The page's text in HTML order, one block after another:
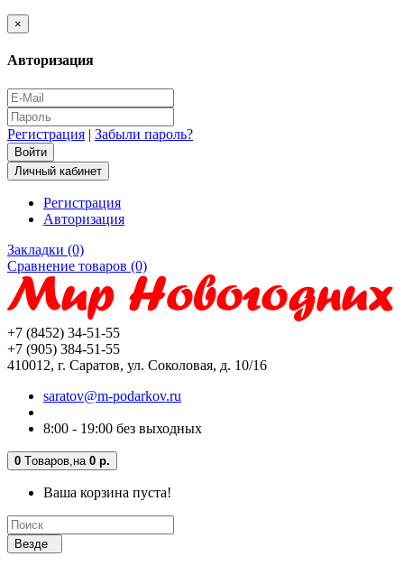
×
Авторизация
Регистрация | Забыли пароль?
Личный кабинет
Регистрация
Авторизация
Закладки (0)
Сравнение товаров (0)
+7 (8452) 34-51-55
+7 (905) 384-51-55
410012, г. Саратов, ул. Соколовая, д. 10/16
saratov@m-podarkov.ru
8:00 - 19:00 без выходных
0 Tоваров, на 0 р.
Ваша корзина пуста!
Везде